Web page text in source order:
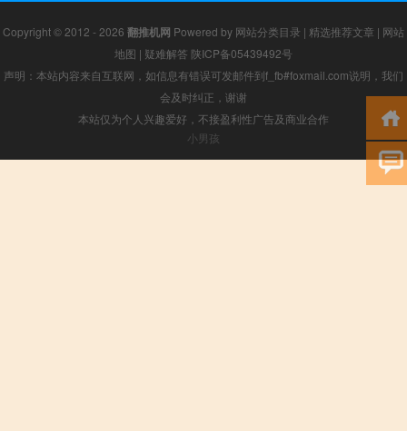
Copyright © 2012 - 2026 翻推机网 Powered by 网站分类目录 | 精选推荐文章 | 网站
地图 | 疑难解答 陕ICP备05439492号
声明：本站内容来自互联网，如信息有错误可发邮件到f_fb#foxmail.com说明，我们
会及时纠正，谢谢
本站仅为个人兴趣爱好，不接盈利性广告及商业合作
小男孩